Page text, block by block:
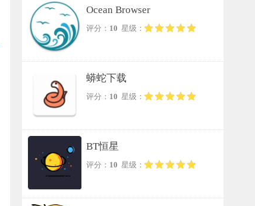
Ocean Browser
评分： 10 星级：
蟒蛇下载
评分： 10 星级：
BT恒星
评分： 10 星级：